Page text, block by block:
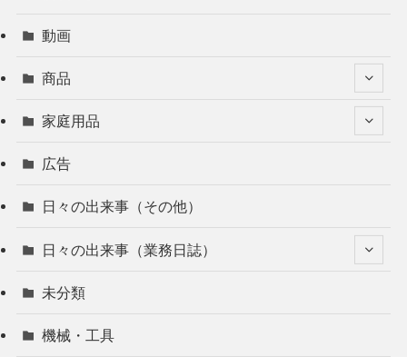
動画
商品
家庭用品
広告
日々の出来事（その他）
日々の出来事（業務日誌）
未分類
機械・工具